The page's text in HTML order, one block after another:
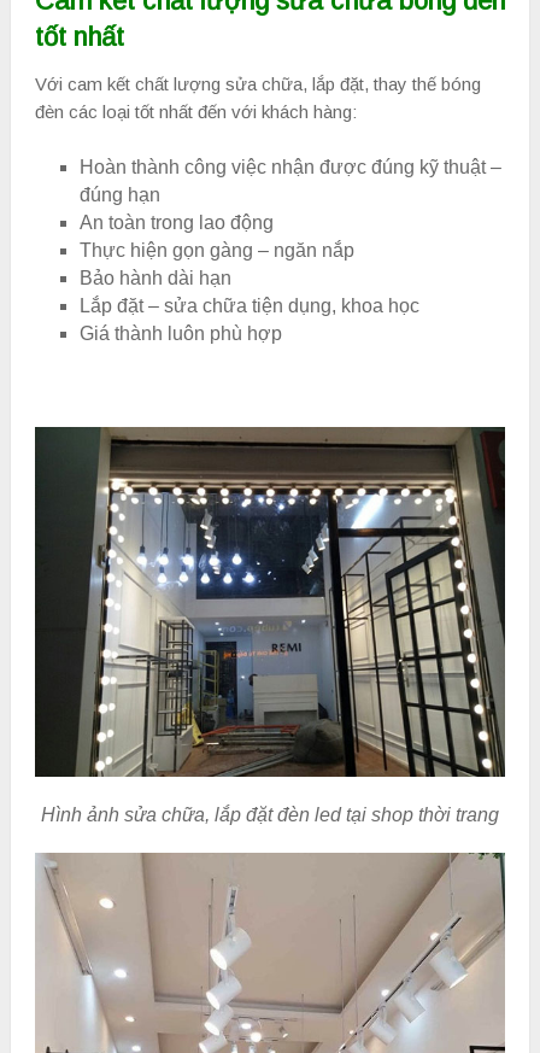
tốt nhất
Với cam kết chất lượng sửa chữa, lắp đặt, thay thế bóng
đèn các loại tốt nhất đến với khách hàng:
Hoàn thành công việc nhận được đúng kỹ thuật –
đúng hạn
An toàn trong lao động
Thực hiện gọn gàng – ngăn nắp
Bảo hành dài hạn
Lắp đặt – sửa chữa tiện dụng, khoa học
Giá thành luôn phù hợp
Hình ảnh sửa chữa, lắp đặt đèn led tại shop thời trang